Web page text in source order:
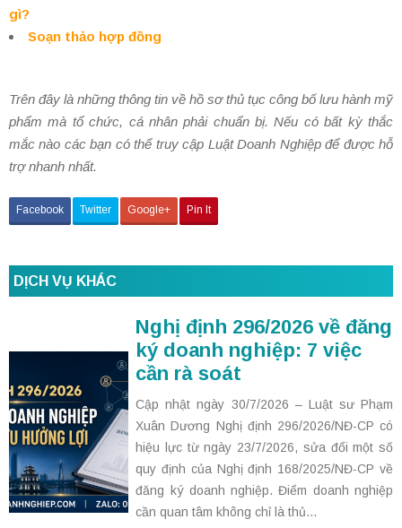
gì?
Soạn thảo hợp đồng
Trên đây là những thông tin về hồ sơ thủ tục công bố lưu hành mỹ
phẩm mà tổ chức, cá nhân phải chuẩn bị. Nếu có bất kỳ thắc
mắc nào các bạn có thể truy cập Luật Doanh Nghiệp để được hỗ
trợ nhanh nhất.
Facebook Twitter Google+ Pin It
DỊCH VỤ KHÁC
Nghị định 296/2026 về đăng
ký doanh nghiệp: 7 việc
cần rà soát
Cập nhật ngày 30/7/2026 – Luật sư Phạm
Xuân Dương Nghị định 296/2026/NĐ-CP có
hiệu lực từ ngày 23/7/2026, sửa đổi một số
quy định của Nghị định 168/2025/NĐ-CP về
đăng ký doanh nghiệp. Điểm doanh nghiệp
cần quan tâm không chỉ là thủ...